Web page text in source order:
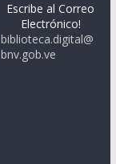
Escribe al Correo
Electrónico!
biblioteca.digital@
bnv.gob.ve